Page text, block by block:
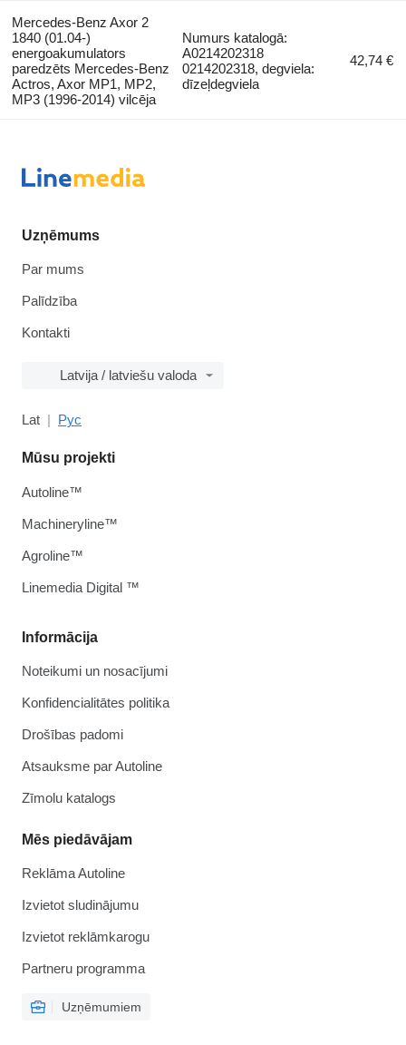
Mercedes-Benz Axor 2
1840 (01.04-)
energoakumulators
paredzēts Mercedes-Benz
Actros, Axor MP1, MP2,
MP3 (1996-2014) vilcēja
Numurs katalogā:
A0214202318
0214202318, degviela:
dīzeļdegviela
42,74 €
Uzņēmums
Par mums
Palīdzība
Kontakti
Latvija / latviešu valoda
Lat Рус
Informācija
Noteikumi un nosacījumi
Konfidencialitātes politika
Drošības padomi
Atsauksme par Autoline
Zīmolu katalogs
Mēs piedāvājam
Reklāma Autoline
Izvietot sludinājumu
Izvietot reklāmkarogu
Partneru programma
Uzņēmumiem
Mūsu projekti
Autoline™
Machineryline™
Agroline™
Linemedia Digital ™